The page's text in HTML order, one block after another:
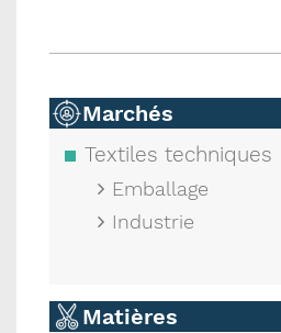
Marchés
Textiles techniques
Emballage
Industrie
Matières